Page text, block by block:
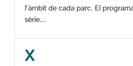
X
llocs protegits. Inclou una mostra